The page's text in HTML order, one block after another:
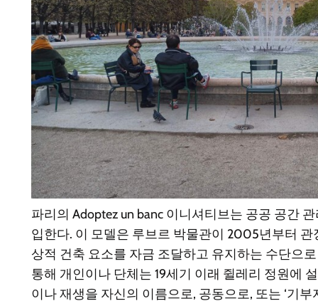
파리의 Adoptez un banc 이니셔티브는 공공 공간
입한다. 이 모델은 루브르 박물관이 2005년부터
상적 건축 요소를 자금 조달하고 유지하는 수단으
통해 개인이나 단체는 19세기 이래 쥘레리 정원에
이나 재생을 자신의 이름으로, 공동으로, 또는 ‘기